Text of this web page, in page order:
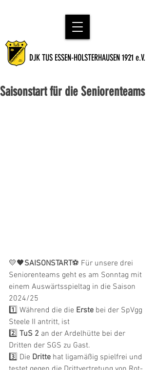
DJK TUS ESSEN-HOLSTERHAUSEN 1921 e.V.
Saisonstart für die Seniorenteams
💛🖤SAISONSTART⚽ Für unsere drei
Seniorenteams geht es am Sonntag mit
einem Auswärtsspieltag in die Saison
2024/25
1️⃣ Während die die Erste bei der SpVgg
Steele II antritt, ist
2️⃣ TuS 2 an der Ardelhütte bei der
Dritten der SGS zu Gast.
3️⃣ Die Dritte hat ligamäßig spielfrei und